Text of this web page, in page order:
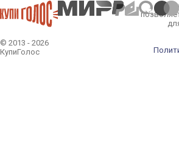
© 2013 - 2026
КупиГолос